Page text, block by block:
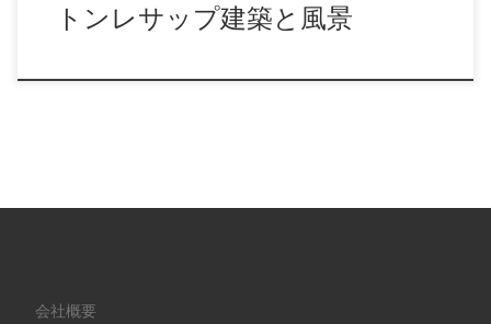
トンレサップ建築と風景
会社概要